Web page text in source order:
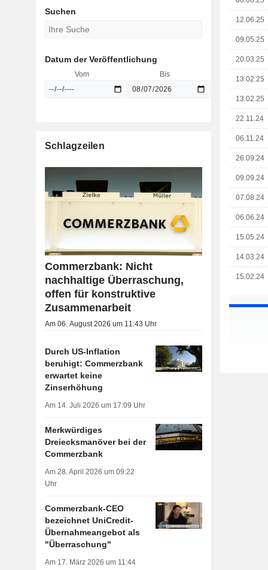
12.06.25
09.05.25
20.03.25
13.02.25
13.02.25
22.11.24
06.11.24
26.09.24
09.09.24
07.08.24
06.06.24
15.05.24
14.03.24
15.02.24
Suchen
Datum der Veröffentlichung
Vom Bis
Schlagzeilen
Commerzbank: Nicht
nachhaltige Überraschung,
offen für konstruktive
Zusammenarbeit
Am 06. August 2026 um 11:43 Uhr
Durch US-Inflation
beruhigt: Commerzbank
erwartet keine
Zinserhöhung
Am 14. Juli 2026 um 17:09 Uhr
Merkwürdiges
Dreiecksmanöver bei der
Commerzbank
Am 28. April 2026 um 09:22
Uhr
Commerzbank-CEO
bezeichnet UniCredit-
Übernahmeangebot als
"Überraschung"
Am 17. März 2026 um 11:44